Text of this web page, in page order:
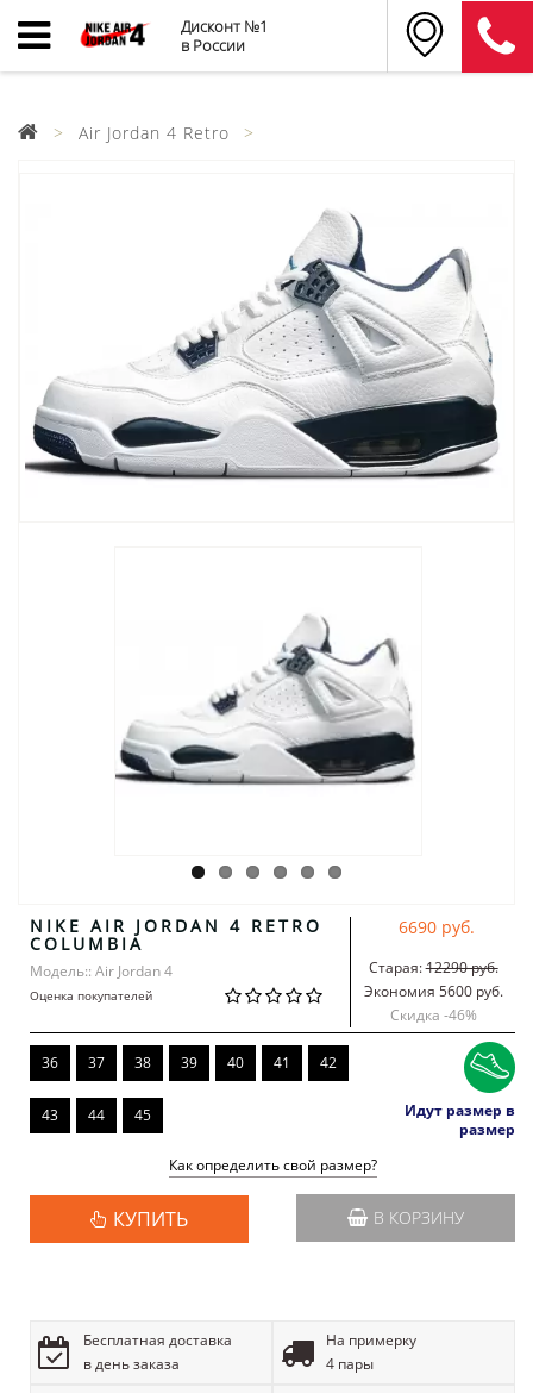
Дисконт №1
в России
Air Jordan 4 Retro
NIKE AIR JORDAN 4 RETRO
COLUMBIA
Модель:: Air Jordan 4
Оценка покупателей
6690 руб.
Старая:12290 руб.
Экономия 5600 руб.
Скидка -46%
36 37 38 39 40 41 42
43 44 45
Идут размер в
размер
Как определить свой размер?
КУПИТЬ В КОРЗИНУ
Бесплатная доставка
в день заказа
На примерку
4 пары